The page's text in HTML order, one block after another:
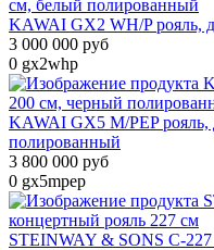
KAWAI GX2 WH/P рояль,
3 000 000 руб
0 gx2whp
KAWAI GX5 M/PEP
полированный
3 800 000 руб
0 gx5mpep
STEINWAY & SONS C-